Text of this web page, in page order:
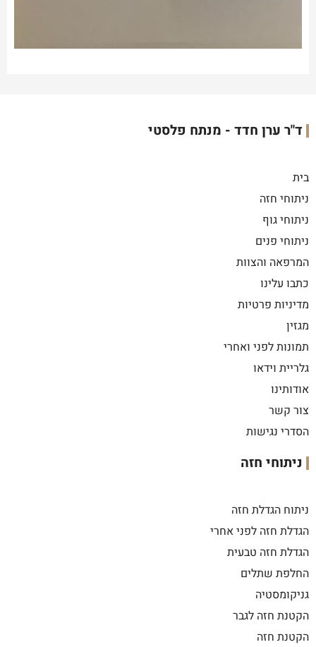
ד"ר ערן חדד - מנתח פלסטי
בית
ניתוחי חזה
ניתוחי גוף
ניתוחי פנים
המרפאה והצוות
כתבו עלינו
מדיניות פרטיות
מגזין
תמונות לפני ואחרי
גלריית וידאו
אודותינו
צור קשר
הסדרי נגישות
ניתוחי חזה
ניתוח הגדלת חזה
הגדלת חזה לפני אחרי
הגדלת חזה טבעית
החלפת שתלים
גניקומסטיה
הקטנת חזה לגבר
הקטנת חזה